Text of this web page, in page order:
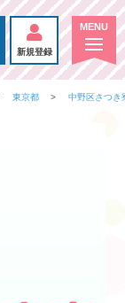
新規登録
東京都 中野区さつき